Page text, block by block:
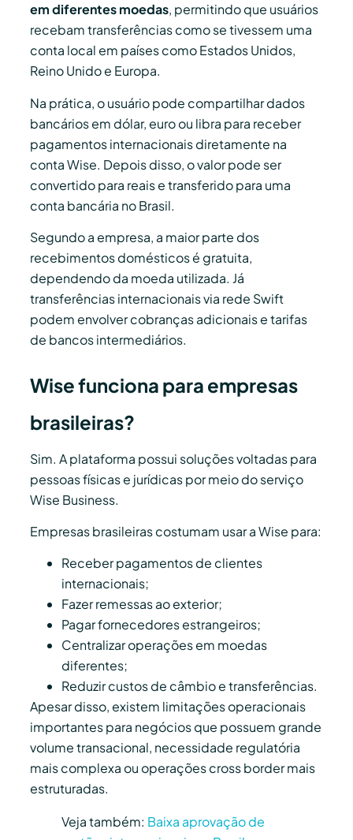
em diferentes moedas, permitindo que usuários
recebam transferências como se tivessem uma
conta local em países como Estados Unidos,
Reino Unido e Europa.
Na prática, o usuário pode compartilhar dados
bancários em dólar, euro ou libra para receber
pagamentos internacionais diretamente na
conta Wise. Depois disso, o valor pode ser
convertido para reais e transferido para uma
conta bancária no Brasil.
Segundo a empresa, a maior parte dos
recebimentos domésticos é gratuita,
dependendo da moeda utilizada. Já
transferências internacionais via rede Swift
podem envolver cobranças adicionais e tarifas
de bancos intermediários.
Wise funciona para empresas
brasileiras?
Sim. A plataforma possui soluções voltadas para
pessoas físicas e jurídicas por meio do serviço
Wise Business.
Empresas brasileiras costumam usar a Wise para:
Receber pagamentos de clientes
internacionais;
Fazer remessas ao exterior;
Pagar fornecedores estrangeiros;
Centralizar operações em moedas
diferentes;
Reduzir custos de câmbio e transferências.
Apesar disso, existem limitações operacionais
importantes para negócios que possuem grande
volume transacional, necessidade regulatória
mais complexa ou operações cross border mais
estruturadas.
Veja também: Baixa aprovação de